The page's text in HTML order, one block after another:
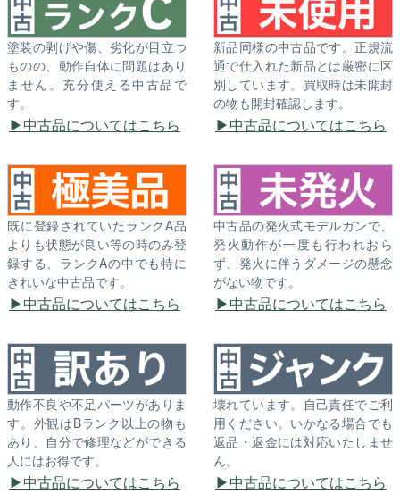
塗装の剥げや傷、劣化が目立つ
ものの、動作自体に問題はあり
ません。充分使える中古品で
す。
中古品についてはこちら
新品同様の中古品です。正規流
通で仕入れた新品とは厳密に区
別しています。買取時は未開封
の物も開封確認します。
中古品についてはこちら
既に登録されていたランクA品
よりも状態が良い等の時のみ登
録する、ランクAの中でも特に
きれいな中古品です。
中古品についてはこちら
中古品の発火式モデルガンで、
発火動作が一度も行われおら
ず、発火に伴うダメージの懸念
がない物です。
中古品についてはこちら
動作不良や不足パーツがありま
す。外観はBランク以上の物も
あり、自分で修理などができる
人にはお得です。
中古品についてはこちら
壊れています。自己責任でご利
用ください。いかなる場合でも
返品・返金には対応いたしませ
ん。
中古品についてはこちら